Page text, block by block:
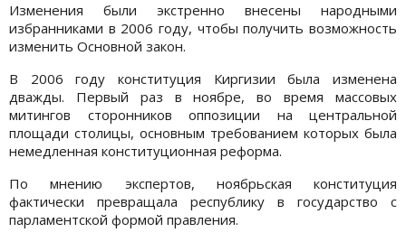
Изменения были экстренно внесены народными
избранниками в 2006 году, чтобы получить возможность
изменить Основной закон.
В 2006 году конституция Киргизии была изменена
дважды. Первый раз в ноябре, во время массовых
митингов сторонников оппозиции на центральной
площади столицы, основным требованием которых была
немедленная конституционная реформа.
По мнению экспертов, ноябрьская конституция
фактически превращала республику в государство с
парламентской формой правления.